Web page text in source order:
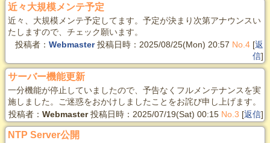
近々大規模メンテ予定
近々、大規模メンテ予定してます。予定が決まり次第アナウンスい
たしますので、チェック願います。
投稿者：Webmaster投稿日時：2025/08/25(Mon) 20:57 No.4 [返
信]
サーバー機能更新
一分機能が停止していましたので、予告なくフルメンテナンスを実
施しました。ご迷惑をおかけしましたことをお詫び申し上げます。
投稿者：Webmaster投稿日時：2025/07/19(Sat) 00:15 No.3 [返信]
NTP Server公開